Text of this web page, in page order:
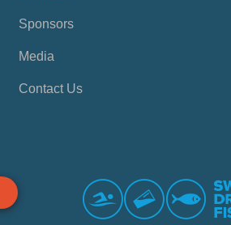
Sponsors
Media
Contact Us